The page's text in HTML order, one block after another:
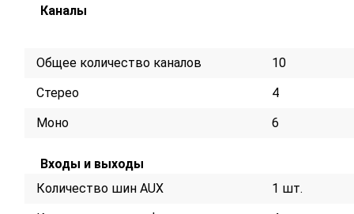
Каналы
Общее количество каналов
10
Стерео
4
Моно
6
Входы и выходы
Количество шин AUX
1 шт.